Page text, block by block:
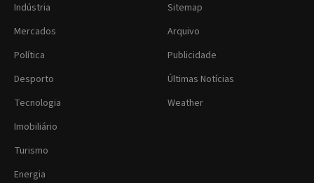
Indústria
Mercados
Política
Desporto
Tecnologia
Imobiliário
Turismo
Energia
Sitemap
Arquivo
Publicidade
Últimas Notícias
Weather